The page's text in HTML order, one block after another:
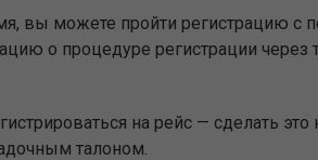
вы можете пройти регистрацию
о процедуре регистрации
на рейс — сделать
талоном.